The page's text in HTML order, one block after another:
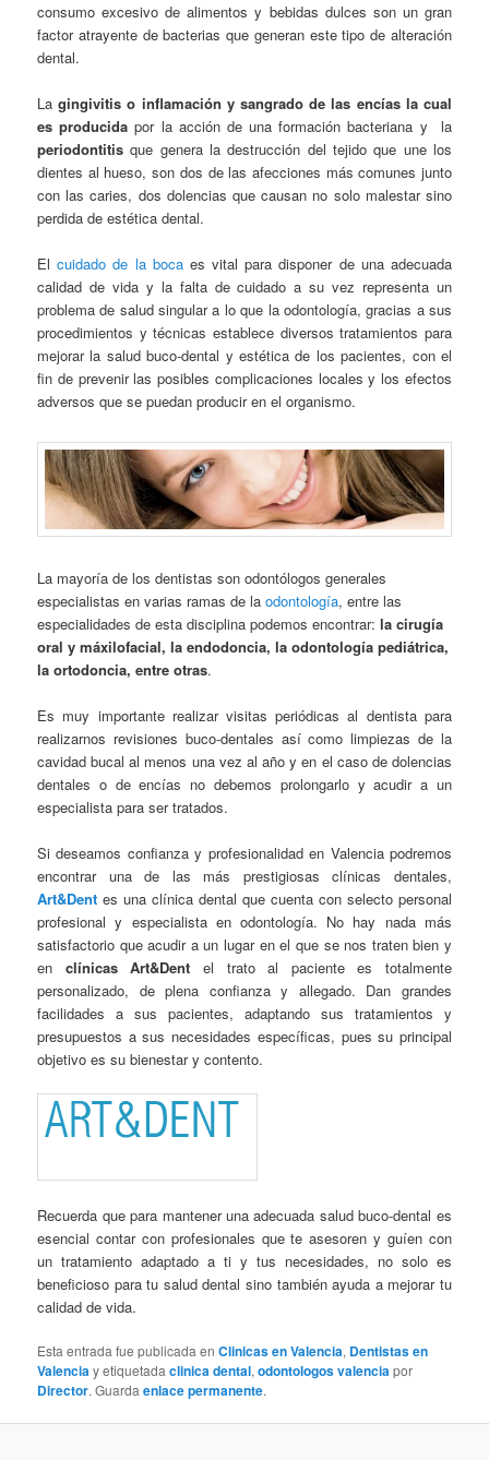
consumo excesivo de alimentos y bebidas dulces son un gran
factor atrayente de bacterias que generan este tipo de alteración
dental.
Lagingivitis o inflamación y sangrado de las encías la cual
es producida por la acción de una formación bacteriana y la
periodontitis que genera la destrucción del tejido que une los
dientes al hueso, son dos de las afecciones más comunes junto
con las caries, dos dolencias que causan no solo malestar sino
perdida de estética dental.
Elcuidado de la bocaes vital para disponer de una adecuada
calidad de vida y la falta de cuidado a su vez representa un
problema de salud singular a lo que la odontología, gracias a sus
procedimientos y técnicas establece diversos tratamientos para
mejorar la salud buco-dental y estética de los pacientes, con el
fin de prevenir las posibles complicaciones locales y los efectos
adversos que se puedan producir en el organismo.
La mayoría de los dentistas son odontólogos generales
especialistas en varias ramas de laodontología, entre las
especialidades de esta disciplina podemos encontrar:la cirugía
oral y máxilofacial, la endodoncia, la odontología pediátrica,
la ortodoncia, entre otras.
Es muy importante realizar visitas periódicas al dentista para
realizarnos revisiones buco-dentales así como limpiezas de la
cavidad bucal al menos una vez al año y en el caso de dolencias
dentales o de encías no debemos prolongarlo y acudir a un
especialista para ser tratados.
Si deseamos confianza y profesionalidad en Valencia podremos
encontrar una de las más prestigiosas clínicas dentales,
Art&Dentes una clínica dental que cuenta con selecto personal
profesional y especialista en odontología. No hay nada más
satisfactorio que acudir a un lugar en el que se nos traten bien y
en clínicas Art&Dent el trato al paciente es totalmente
personalizado, de plena confianza y allegado. Dan grandes
facilidades a sus pacientes, adaptando sus tratamientos y
presupuestos a sus necesidades específicas, pues su principal
objetivo es su bienestar y contento.
Recuerda que para mantener una adecuada salud buco-dental es
esencial contar con profesionales que te asesoren y guíen con
un tratamiento adaptado a ti y tus necesidades, no solo es
beneficioso para tu salud dental sino también ayuda a mejorar tu
calidad de vida.
Esta entrada fue publicada enClinicas en Valencia, Dentistas en
Valenciay etiquetadaclinica dental,odontologos valenciapor
Director. Guardaenlace permanente.